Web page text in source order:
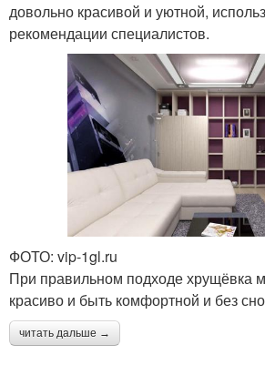
довольно красивой и уютной,
рекомендации специалистов.
ФОТО: vip-1gl.ru
При правильном подходе хрущёвка
красиво и быть комфортной и без
читать дальше →